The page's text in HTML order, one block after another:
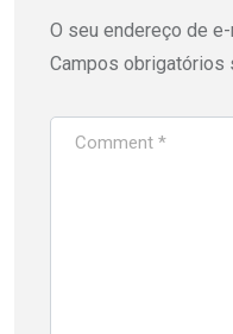
O seu endereço de
Campos obrigatórios